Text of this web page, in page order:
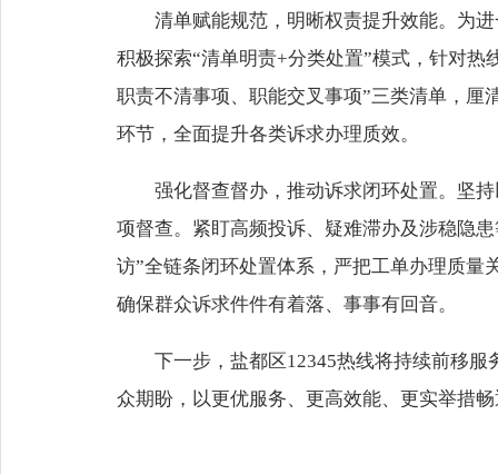
清单赋能规范，明晰权责提升效能。为
积极探索“清单明责+分类处置”模式，针对
职责不清事项、职能交叉事项”三类清单，
环节，全面提升各类诉求办理质效。
强化督查督办，推动诉求闭环处置。坚
项督查。紧盯高频投诉、疑难滞办及涉稳
访”全链条闭环处置体系，严把工单办理质量
确保群众诉求件件有着落、事事有回音。
下一步，盐都区12345热线将持续前移
众期盼，以更优服务、更高效能、更实举措